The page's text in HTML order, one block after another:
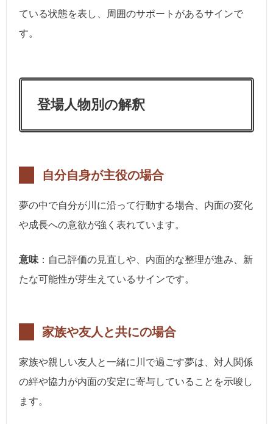
ている状態を表し、周囲のサポートがあるサインで
す。
登場人物別の解釈
自分自身が主役の場合
夢の中で自分が川に沿って行動する場合、内面の変化
や成長への意欲が強く表れています。
意味 ：自己評価の見直しや、内面的な整理が進み、新
たな可能性が芽生えているサインです。
家族や友人と共にの場合
家族や親しい友人と一緒に川で過ごす夢は、対人関係
の絆や協力が内面の安定に寄与していることを示唆し
ます。